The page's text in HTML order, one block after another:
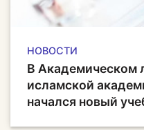
НОВОСТИ
В Академическом
исламской
начался новый